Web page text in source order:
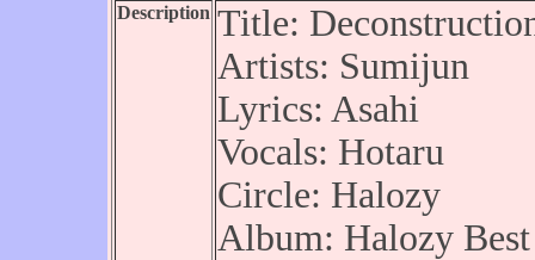
Description Title:
Artists: Sumijun
Lyrics: Asahi
Vocals: Hotaru
Circle: Halozy
Album: Halozy